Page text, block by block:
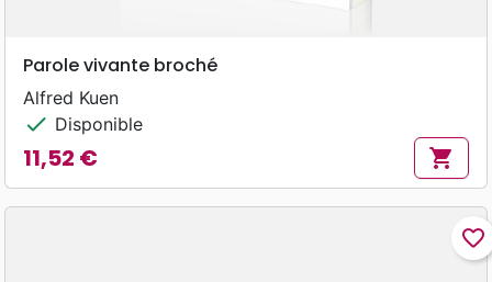
Parole vivante broché
Alfred Kuen
check Disponible
Prix
11,52 € shopping_cart
favorite_border